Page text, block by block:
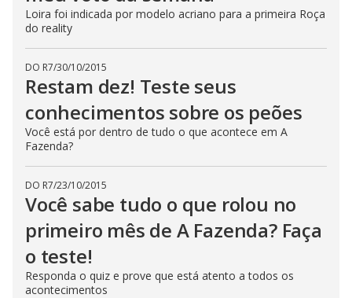
Loira foi indicada por modelo acriano para a primeira Roça
do reality
DO R7/30/10/2015
Restam dez! Teste seus
conhecimentos sobre os peões
Você está por dentro de tudo o que acontece em A
Fazenda?
DO R7/23/10/2015
Você sabe tudo o que rolou no
primeiro mês de A Fazenda? Faça
o teste!
Responda o quiz e prove que está atento a todos os
acontecimentos